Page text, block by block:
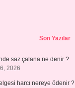
Son Yazılar
saz çalana ne denir ?
2026
harcı nereye ödenir ?